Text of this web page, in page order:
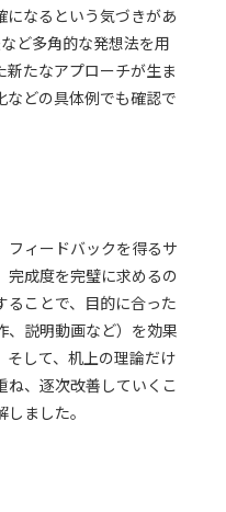
になるという気づきがあ
ど多角的な発想法を用
たなアプローチが生ま
などの具体例でも確認で
フィードバックを得るサ
完成度を完璧に求めるの
ることで、目的に合った
、説明動画など）を効果
そして、机上の理論だけ
ね、逐次改善していくこ
ました。